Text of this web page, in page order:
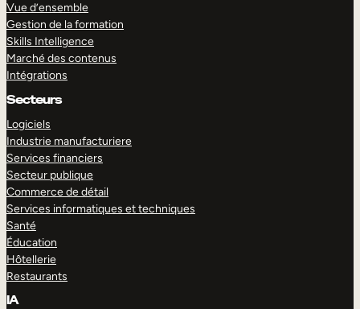
Vue d’ensemble
Gestion de la formation
Skills Intelligence
Marché des contenus
Intégrations
Secteurs
Logiciels
Industrie manufacturiere
Services financiers
Secteur publique
Commerce de détail
Services informatiques et techniques
Santé
Éducation
Hôtellerie
Restaurants
IA